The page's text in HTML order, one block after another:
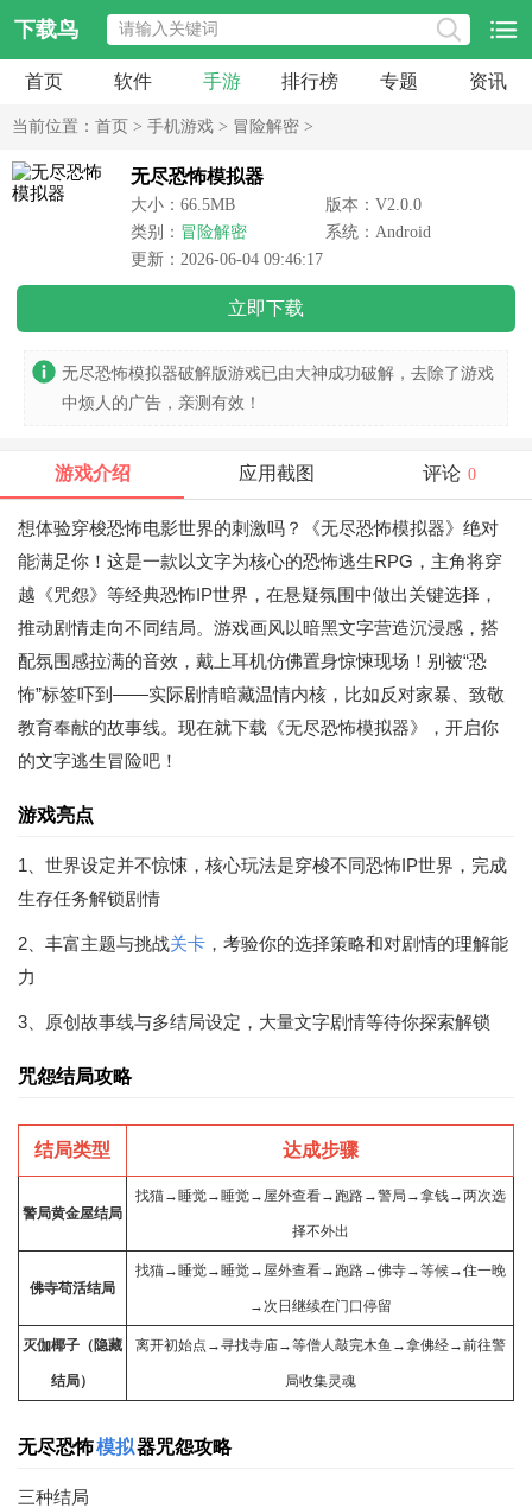
下载鸟
首页 软件 手游 排行榜 专题 资讯
当前位置： 首页 > 手机游戏 > 冒险解密 >
无尽恐怖模拟器
大小：66.5MB
版本：V2.0.0
类别： 冒险解密
系统：Android
更新：2026-06-04 09:46:17
立即下载
无尽恐怖模拟器破解版游戏已由大神成功破解，去除了游戏
中烦人的广告，亲测有效！
游戏介绍 应用截图 评论 0
想体验穿梭恐怖电影世界的刺激吗？《无尽恐怖模拟器》绝对
能满足你！这是一款以文字为核心的恐怖逃生RPG，主角将穿
越《咒怨》等经典恐怖IP世界，在悬疑氛围中做出关键选择，
推动剧情走向不同结局。游戏画风以暗黑文字营造沉浸感，搭
配氛围感拉满的音效，戴上耳机仿佛置身惊悚现场！别被“恐
怖”标签吓到——实际剧情暗藏温情内核，比如反对家暴、致敬
教育奉献的故事线。现在就下载《无尽恐怖模拟器》，开启你
的文字逃生冒险吧！
游戏亮点
1、世界设定并不惊悚，核心玩法是穿梭不同恐怖IP世界，完成
生存任务解锁剧情
2、丰富主题与挑战关卡 ，考验你的选择策略和对剧情的理解能
力
3、原创故事线与多结局设定，大量文字剧情等待你探索解锁
咒怨结局攻略
结局类型 达成步骤
警局黄金屋结局
找猫→睡觉→睡觉→屋外查看→跑路→警局→拿钱→两次选
择不外出
佛寺苟活结局
找猫→睡觉→睡觉→屋外查看→跑路→佛寺→等候→住一晚
→次日继续在门口停留
灭伽椰子（隐藏
结局）
离开初始点→寻找寺庙→等僧人敲完木鱼→拿佛经→前往警
局收集灵魂
无尽恐怖模拟器咒怨攻略
三种结局